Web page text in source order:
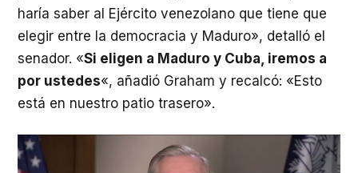
haría saber al Ejército venezolano que tiene que
elegir entre la democracia y Maduro», detalló el
senador. «Si eligen a Maduro y Cuba, iremos a
por ustedes«, añadió Graham y recalcó: «Esto
está en nuestro patio trasero».